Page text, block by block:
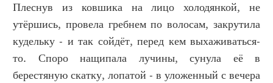
Плеснув из ковшика на лицо холодянкой, не
утёршись, провела гребнем по волосам, закрутила
кудельку - и так сойдёт, перед кем выхаживаться-
то. Споро нащипала лучины, сунула её в
берестяную скатку, лопатой - в уложенный с вечера